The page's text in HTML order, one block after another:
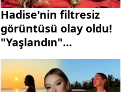
Hadise'nin filtresiz
görüntüsü olay oldu!
"Yaşlandın"
yorumlarına sert
tepki